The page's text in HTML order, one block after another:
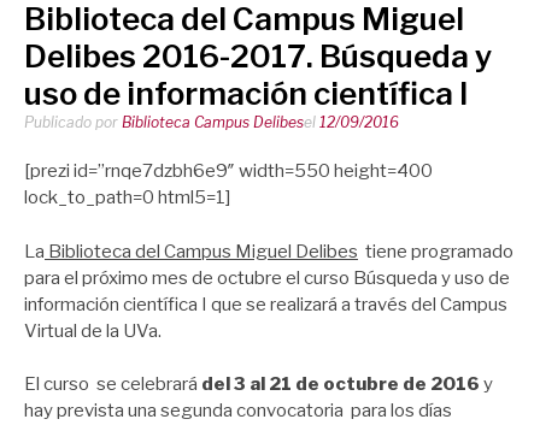
Biblioteca del Campus Miguel
Delibes 2016-2017. Búsqueda y
uso de información científica I
Publicado por Biblioteca Campus Delibesel 12/09/2016
[prezi id=”rnqe7dzbh6e9″ width=550 height=400
lock_to_path=0 html5=1]
La Biblioteca del Campus Miguel Delibes tiene programado
para el próximo mes de octubre el curso Búsqueda y uso de
información científica I que se realizará a través del Campus
Virtual de la UVa.
El curso se celebrará del 3 al 21 de octubre de 2016 y
hay prevista una segunda convocatoria para los días